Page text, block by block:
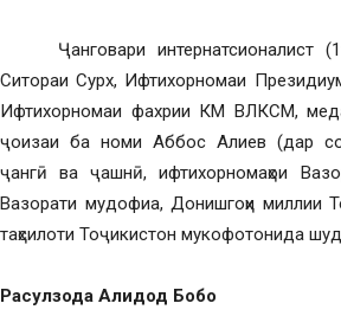
Ҷанговари интернатсионалист
Ситораи Сурх, Ифтихорномаи
Ифтихорномаи фахрии КМ ВЛКСМ,
ҷоизаи ба номи Аббос Алиев (дар
ҷангӣ ва ҷашнӣ, ифтихорномаҳои
Вазорати мудофиа, Донишгоҳи миллии
таҳсилоти Тоҷикистон мукофотонида
Расулзода Алидод Бобо